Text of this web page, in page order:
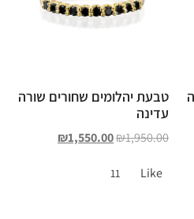
טבעת יהלומים שחורים שורה
עדינה
₪1,950.00
₪1,550.00
Like
11